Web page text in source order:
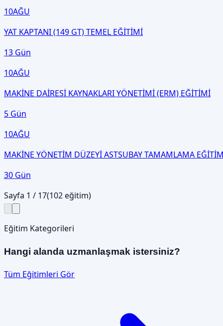
10AĞU
YAT KAPTANI (149 GT) TEMEL EĞİTİMİ
13 Gün
10AĞU
MAKİNE DAİRESİ KAYNAKLARI YÖNETİMİ (ERM) EĞİTİMİ
5 Gün
10AĞU
MAKİNE YÖNETİM DÜZEYİ ASTSUBAY TAMAMLAMA
30 Gün
Sayfa 1 / 17(102eğitim)
Eğitim Kategorileri
Hangi alanda uzmanlaşmak istersiniz?
Tüm Eğitimleri Gör